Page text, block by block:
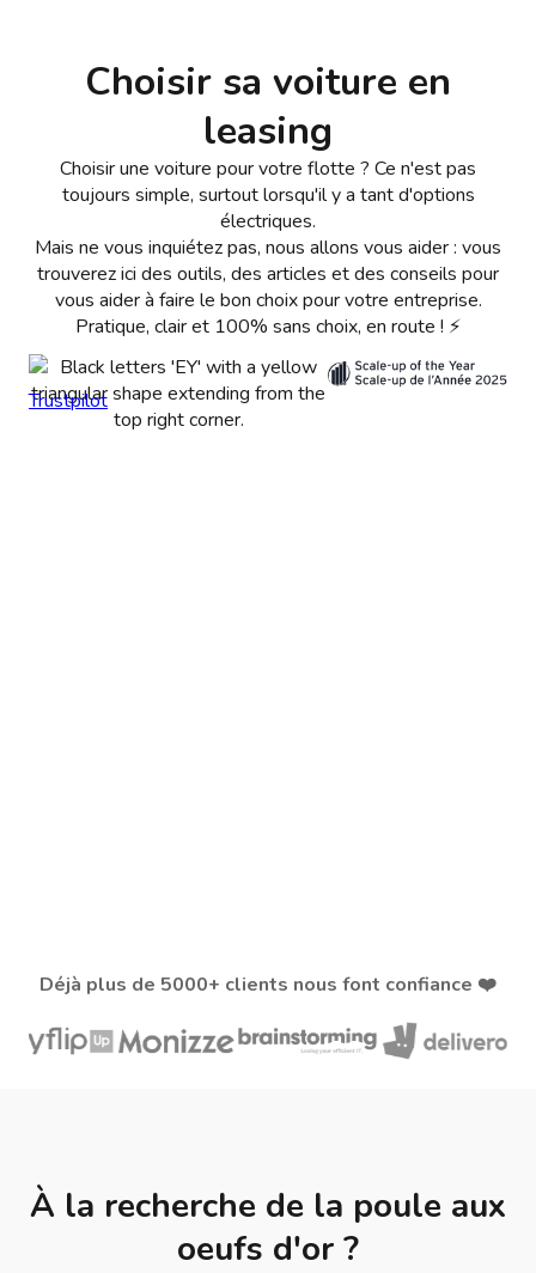
Choisir sa voiture en
leasing
Choisir une voiture pour votre flotte ? Ce n'est pas
toujours simple, surtout lorsqu'il y a tant d'options
électriques.
Mais ne vous inquiétez pas, nous allons vous aider : vous
trouverez ici des outils, des articles et des conseils pour
vous aider à faire le bon choix pour votre entreprise.
Pratique, clair et 100% sans choix, en route ! ⚡
Trustpilot
Déjà plus de 5000+ clients nous font confiance ❤️
À la recherche de la poule aux
oeufs d'or ?